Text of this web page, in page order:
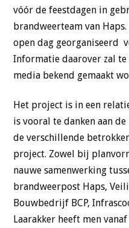
vóór de feestdagen in
brandweerteam van
open dag georganiseerd
Informatie daarover zal
media bekend gemaakt
Het project is in een
is vooral te danken aan
de verschillende
project. Zowel bij
nauwe samenwerking
brandweerpost Haps,
Bouwbedrijf BCP,
Laarakker heeft men